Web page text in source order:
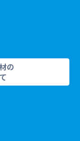
の